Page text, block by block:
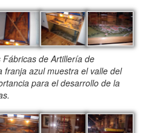
de Artillería de
franja azul muestra el valle del
para el desarrollo de la